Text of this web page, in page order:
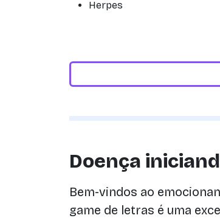
Herpes
Doença
Bem-vindos ao
game de letras é uma